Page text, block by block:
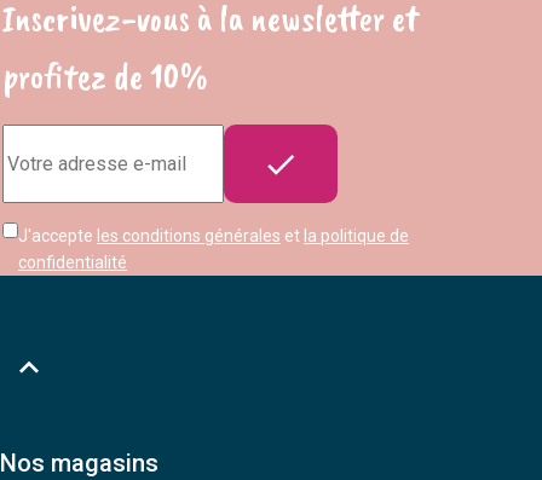
Inscrivez-vous à la newsletter et
profitez de 10%
e-
mail

J'accepte les conditions générales et la politique de
confidentialité

Nos magasins